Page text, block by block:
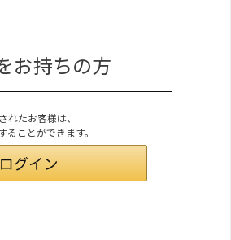
お持ちの方
れたお客様は、
ことができます。